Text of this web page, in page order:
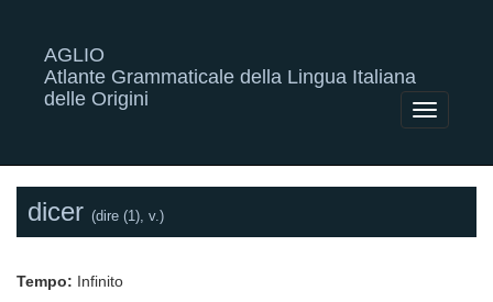
AGLIO
Atlante Grammaticale della Lingua Italiana
delle Origini
Toggle
dicer (dire (1), v.)
Tempo: Infinito